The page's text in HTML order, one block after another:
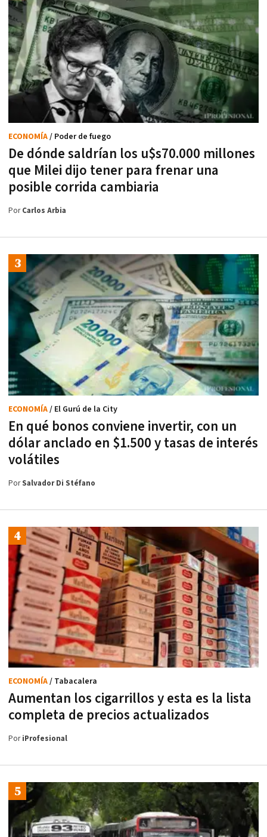
De dónde saldrían los u$s70.000 millones
que Milei dijo tener para frenar una
posible corrida cambiaria
ECONOMÍA/ Poder de fuego
PorCarlos Arbia
En qué bonos conviene invertir, con un
dólar anclado en $1.500 y tasas de interés
volátiles
ECONOMÍA/ El Gurú de la City
PorSalvador Di Stéfano
Aumentan los cigarrillos y esta es la lista
completa de precios actualizados
ECONOMÍA/ Tabacalera
PoriProfesional